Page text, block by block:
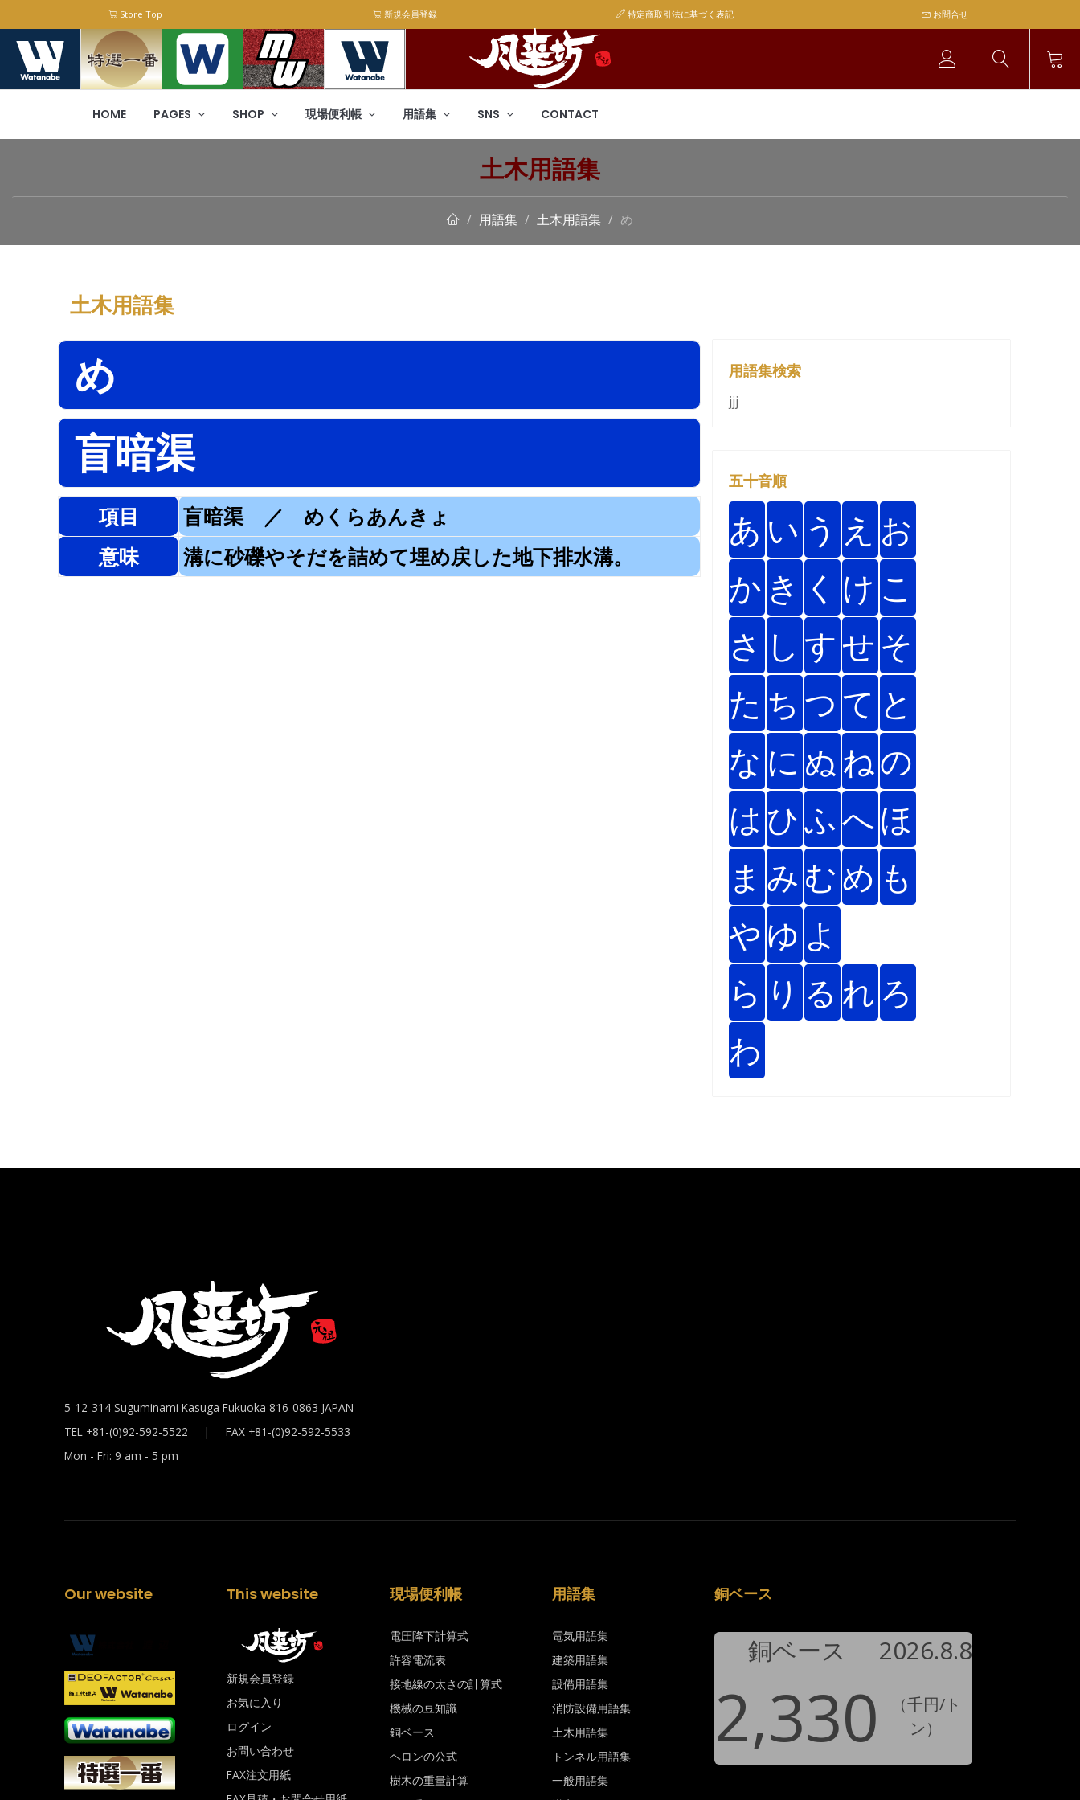
Store Top 新規会員登録 特定商取引法に基づく表記 お問合せ
HOME PAGES SHOP 現場便利帳 用語集 SNS CONTACT
土木用語集
用語集 土木用語集 め
土木用語集
め
盲暗渠
項目
盲暗渠 ／ めくらあんきょ
意味
溝に砂礫やそだを詰めて埋め戻した地下排水溝。
用語集検索
jjj
五十音順
あ い う え お
か き く け こ
さ し すせ そ
た ち つ て と
な に ぬ ねの
は ひふへほ
ま み むめ も
や ゆ よ
ら り る れ ろ
わ
5-12-314 Suguminami Kasuga Fukuoka 816-0863 JAPAN
TEL +81-(0)92-592-5522 | FAX +81-(0)92-592-5533
Mon - Fri: 9 am - 5 pm
Our website This website
新規会員登録
お気に入り
ログイン
お問い合わせ
FAX注文用紙
現場便利帳
電圧降下計算式
許容電流表
接地線の太さの計算式
機械の豆知識
銅ベース
ヘロンの公式
樹木の重量計算
用語集
電気用語集
建築用語集
設備用語集
消防設備用語集
土木用語集
トンネル用語集
一般用語集
銅ベース
銅ベース 2026.8.8
2,330
（千円/ト
ン）